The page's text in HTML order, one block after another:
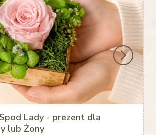
Lady - prezent dla
lub Żony